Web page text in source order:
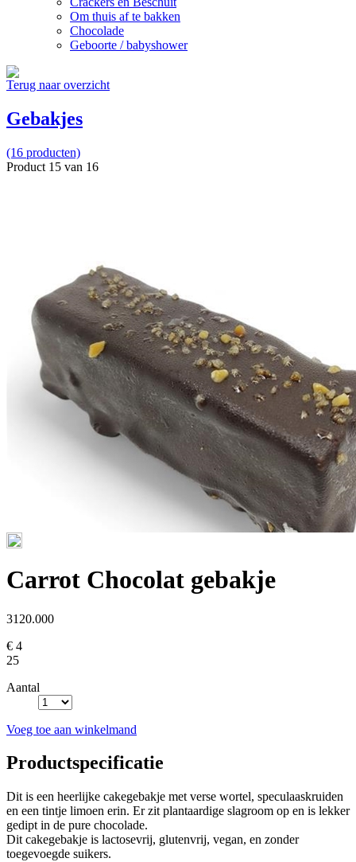
Om thuis af te bakken
Chocolade
Geboorte / babyshower
Terug naar overzicht
Gebakjes
(16 producten)
Product 15 van 16
Carrot Chocolat gebakje
3120.000
€ 4
25
Aantal
Voeg toe aan winkelmand
Productspecificatie
Dit is een heerlijke cakegebakje met verse wortel, speculaaskruiden
en een tintje limoen erin. Er zit plantaardige slagroom op en is lekker
gedipt in de pure chocolade.
Dit cakegebakje is lactosevrij, glutenvrij, vegan, en zonder
toegevoegde suikers.